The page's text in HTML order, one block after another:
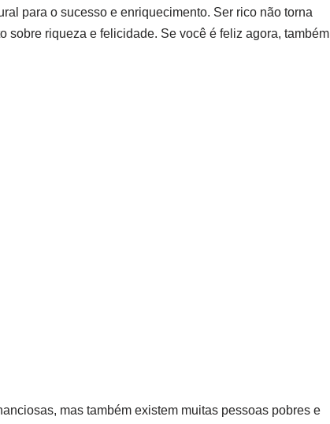
para o sucesso e enriquecimento. Ser rico não torna
sobre riqueza e felicidade. Se você é feliz agora, também
mas também existem muitas pessoas pobres e